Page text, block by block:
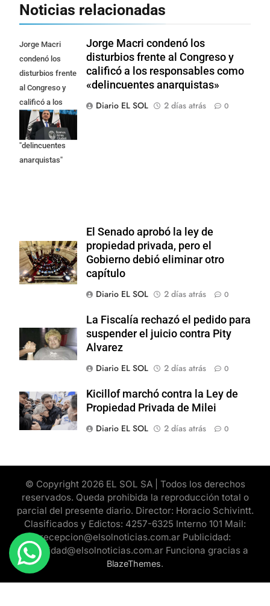
Noticias relacionadas
Jorge Macri
condenó los
disturbios frente
al Congreso y
calificó a los
responsables
como
"delincuentes
anarquistas"
Jorge Macri condenó los
disturbios frente al Congreso y
calificó a los responsables como
«delincuentes anarquistas»
Diario EL SOL
2 días atrás 0
El Senado aprobó la ley de
propiedad privada, pero el
Gobierno debió eliminar otro
capítulo
Diario EL SOL
2 días atrás 0
La Fiscalía rechazó el pedido para
suspender el juicio contra Pity
Alvarez
Diario EL SOL
2 días atrás 0
Kicillof marchó contra la Ley de
Propiedad Privada de Milei
Diario EL SOL
2 días atrás 0
© Copyright 2026 EL SOL SA | Todos los derechos
reservados. Queda prohibida la reproducción total o
parcial del presente diario. Director: Horacio Schivintt.
Clasificados y Edictos: 4257-6325 Interno 101 Mail:
recepcion@elsolnoticias.com.ar Publicidad:
publicidad@elsolnoticias.com.ar Funciona gracias a
BlazeThemes.